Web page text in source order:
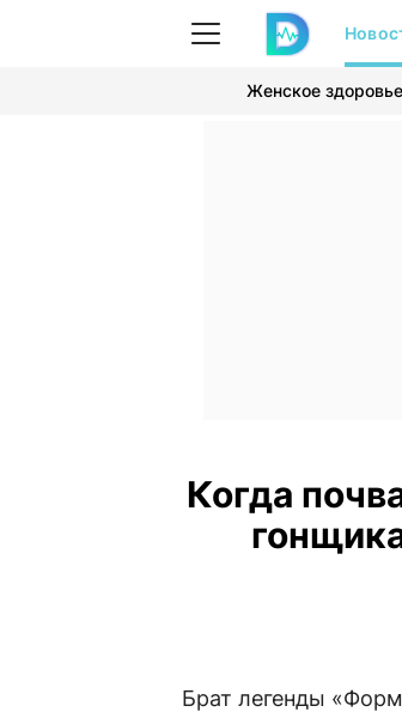
Женское здоровье
Когда
Брат легенды